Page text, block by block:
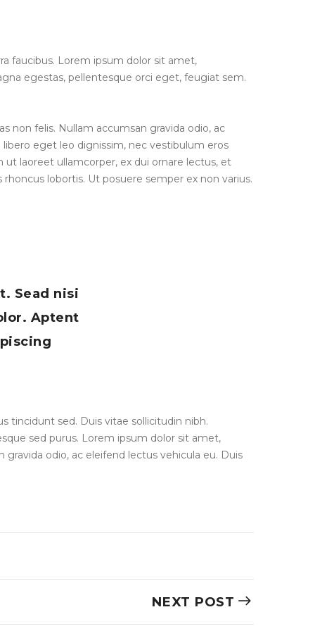
faucibus. Lorem ipsum dolor sit amet,
egestas, pellentesque orci eget, feugiat sem.
non felis. Nullam accumsan gravida odio, ac
eget leo dignissim, nec vestibulum eros
laoreet ullamcorper, ex dui ornare lectus, et
lobortis. Ut posuere semper ex non varius.
Sead nisi
Aptent
tincidunt sed. Duis vitae sollicitudin nibh.
sed purus. Lorem ipsum dolor sit amet,
odio, ac eleifend lectus vehicula eu. Duis
NEXT POST